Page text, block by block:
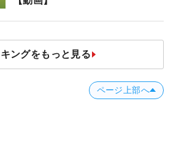
ングをもっと見る
ページ上部へ